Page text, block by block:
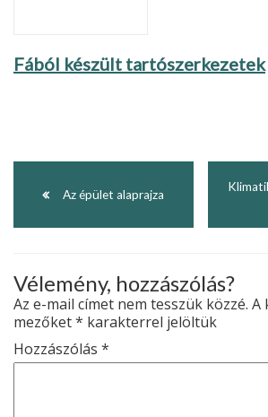
Fából készült tartószerkezetek
Az épület alaprajza
Vélemény, hozzászólás?
Az e-mail címet nem tesszük közzé. A
mezőket* karakterrel jelöltük
Hozzászólás *